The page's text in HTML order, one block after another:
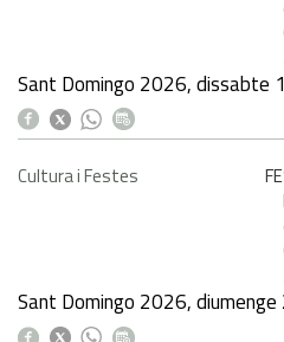
Sant Domingo 2026, dissabte
Cultura i Festes
Sant Domingo 2026,